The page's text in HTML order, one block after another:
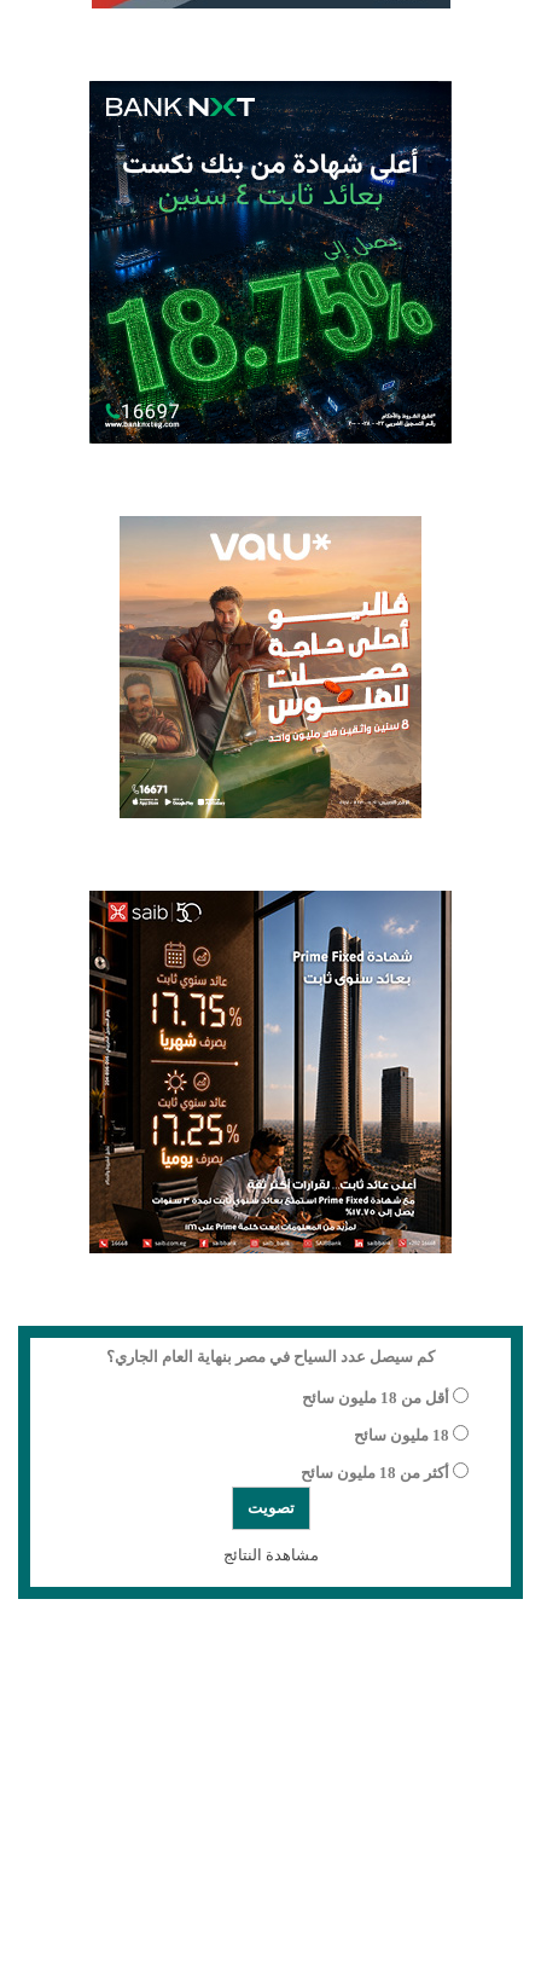
كم سيصل عدد السياح في مصر بنهاية العام الجاري؟
أقل من 18 مليون سائح
18 مليون سائح
أكثر من 18 مليون سائح
مشاهدة النتائج